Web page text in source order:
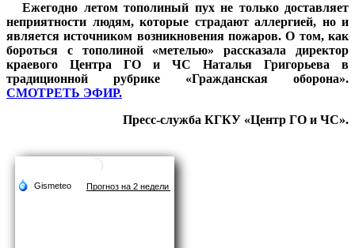
Ежегодно летом тополиный пух не только доставляет
неприятности людям, которые страдают аллергией, но и
является источником возникновения пожаров. О том, как
бороться с тополиной «метелью» рассказала директор
краевого Центра ГО и ЧС Наталья Григорьева в
традиционной рубрике «Гражданская оборона».
СМОТРЕТЬ ЭФИР.
Пресс-служба КГКУ «Центр ГО и ЧС».